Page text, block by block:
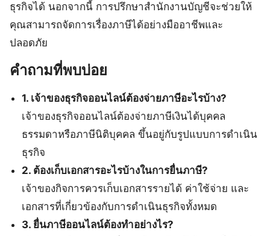
ธุรกิจได้ นอกจากนี้ การปรึกษาสำนักงานบัญชีจะช่วยให้
คุณสามารถจัดการเรื่องภาษีได้อย่างมืออาชีพและ
ปลอดภัย
คำถามที่พบบ่อย
1. เจ้าของธุรกิจออนไลน์ต้องจ่ายภาษีอะไรบ้าง?
เจ้าของธุรกิจออนไลน์ต้องจ่ายภาษีเงินได้บุคคล
ธรรมดาหรือภาษีนิติบุคคล ขึ้นอยู่กับรูปแบบการดำเนิน
ธุรกิจ
2. ต้องเก็บเอกสารอะไรบ้างในการยื่นภาษี?
เจ้าของกิจการควรเก็บเอกสารรายได้ ค่าใช้จ่าย และ
เอกสารที่เกี่ยวข้องกับการดำเนินธุรกิจทั้งหมด
3. ยื่นภาษีออนไลน์ต้องทำอย่างไร?